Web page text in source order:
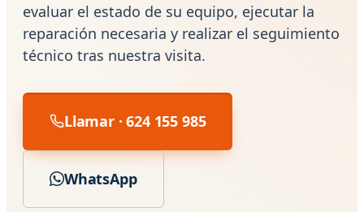
evaluar el estado de su equipo, ejecutar la
reparación necesaria y realizar el seguimiento
técnico tras nuestra visita.
Llamar · 624 155 985
WhatsApp